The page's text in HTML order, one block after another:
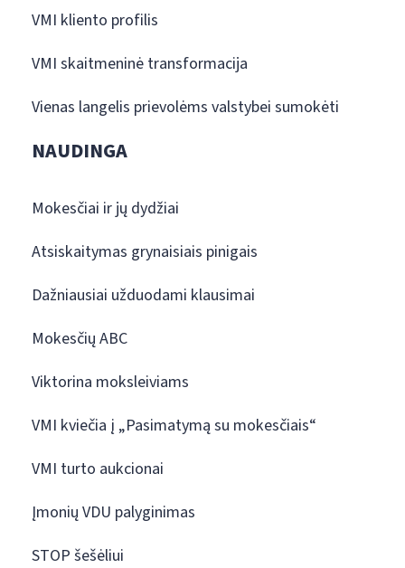
VMI kliento profilis
VMI skaitmeninė transformacija
Vienas langelis prievolėms valstybei sumokėti
NAUDINGA
Mokesčiai ir jų dydžiai
Atsiskaitymas grynaisiais pinigais
Dažniausiai užduodami klausimai
Mokesčių ABC
Viktorina moksleiviams
VMI kviečia į „Pasimatymą su mokesčiais“
VMI turto aukcionai
Įmonių VDU palyginimas
STOP šešėliui